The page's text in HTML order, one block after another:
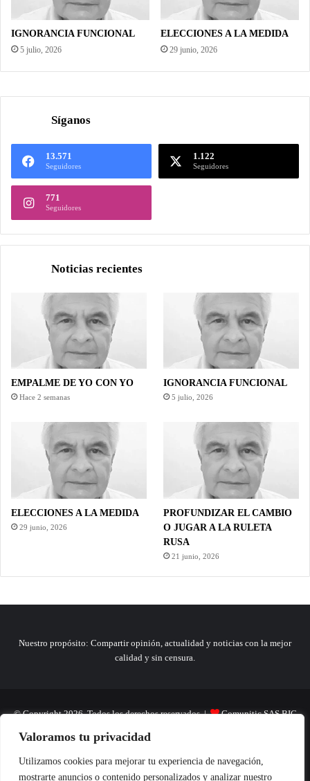
Valoramos tu privacidad
Utilizamos cookies para mejorar tu experiencia de navegación,
mostrarte anuncios o contenido personalizados y analizar nuestro
IGNORANCIA FUNCIONAL
5 julio, 2026
ELECCIONES A LA MEDIDA
29 junio, 2026
Síganos
13.571
Seguidores
1.122
Seguidores
771
Seguidores
Noticias recientes
EMPALME DE YO CON YO
Hace 2 semanas
IGNORANCIA FUNCIONAL
5 julio, 2026
ELECCIONES A LA MEDIDA
29 junio, 2026
PROFUNDIZAR EL CAMBIO
O JUGAR A LA RULETA
RUSA
21 junio, 2026
Nuestro propósito: Compartir opinión, actualidad y noticias con la mejor
calidad y sin censura.
© Copyright 2026, Todos los derechos reservados | Comunitic SAS BIC
Nit 901228106
Home Actualidad Variedades Opinion Turismo Deportes